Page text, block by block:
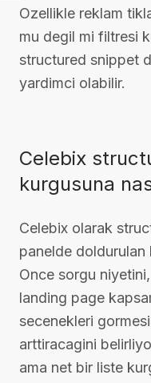
Ozellikle reklam
mu degil mi filtresi
structured snippet
yardimci olabilir.
Celebix
kurgusuna
Celebix olarak
panelde
Once sorgu
landing page
secenekleri
arttiracagini
ama net bir liste